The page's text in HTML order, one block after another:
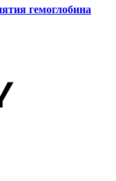
гемоглобина